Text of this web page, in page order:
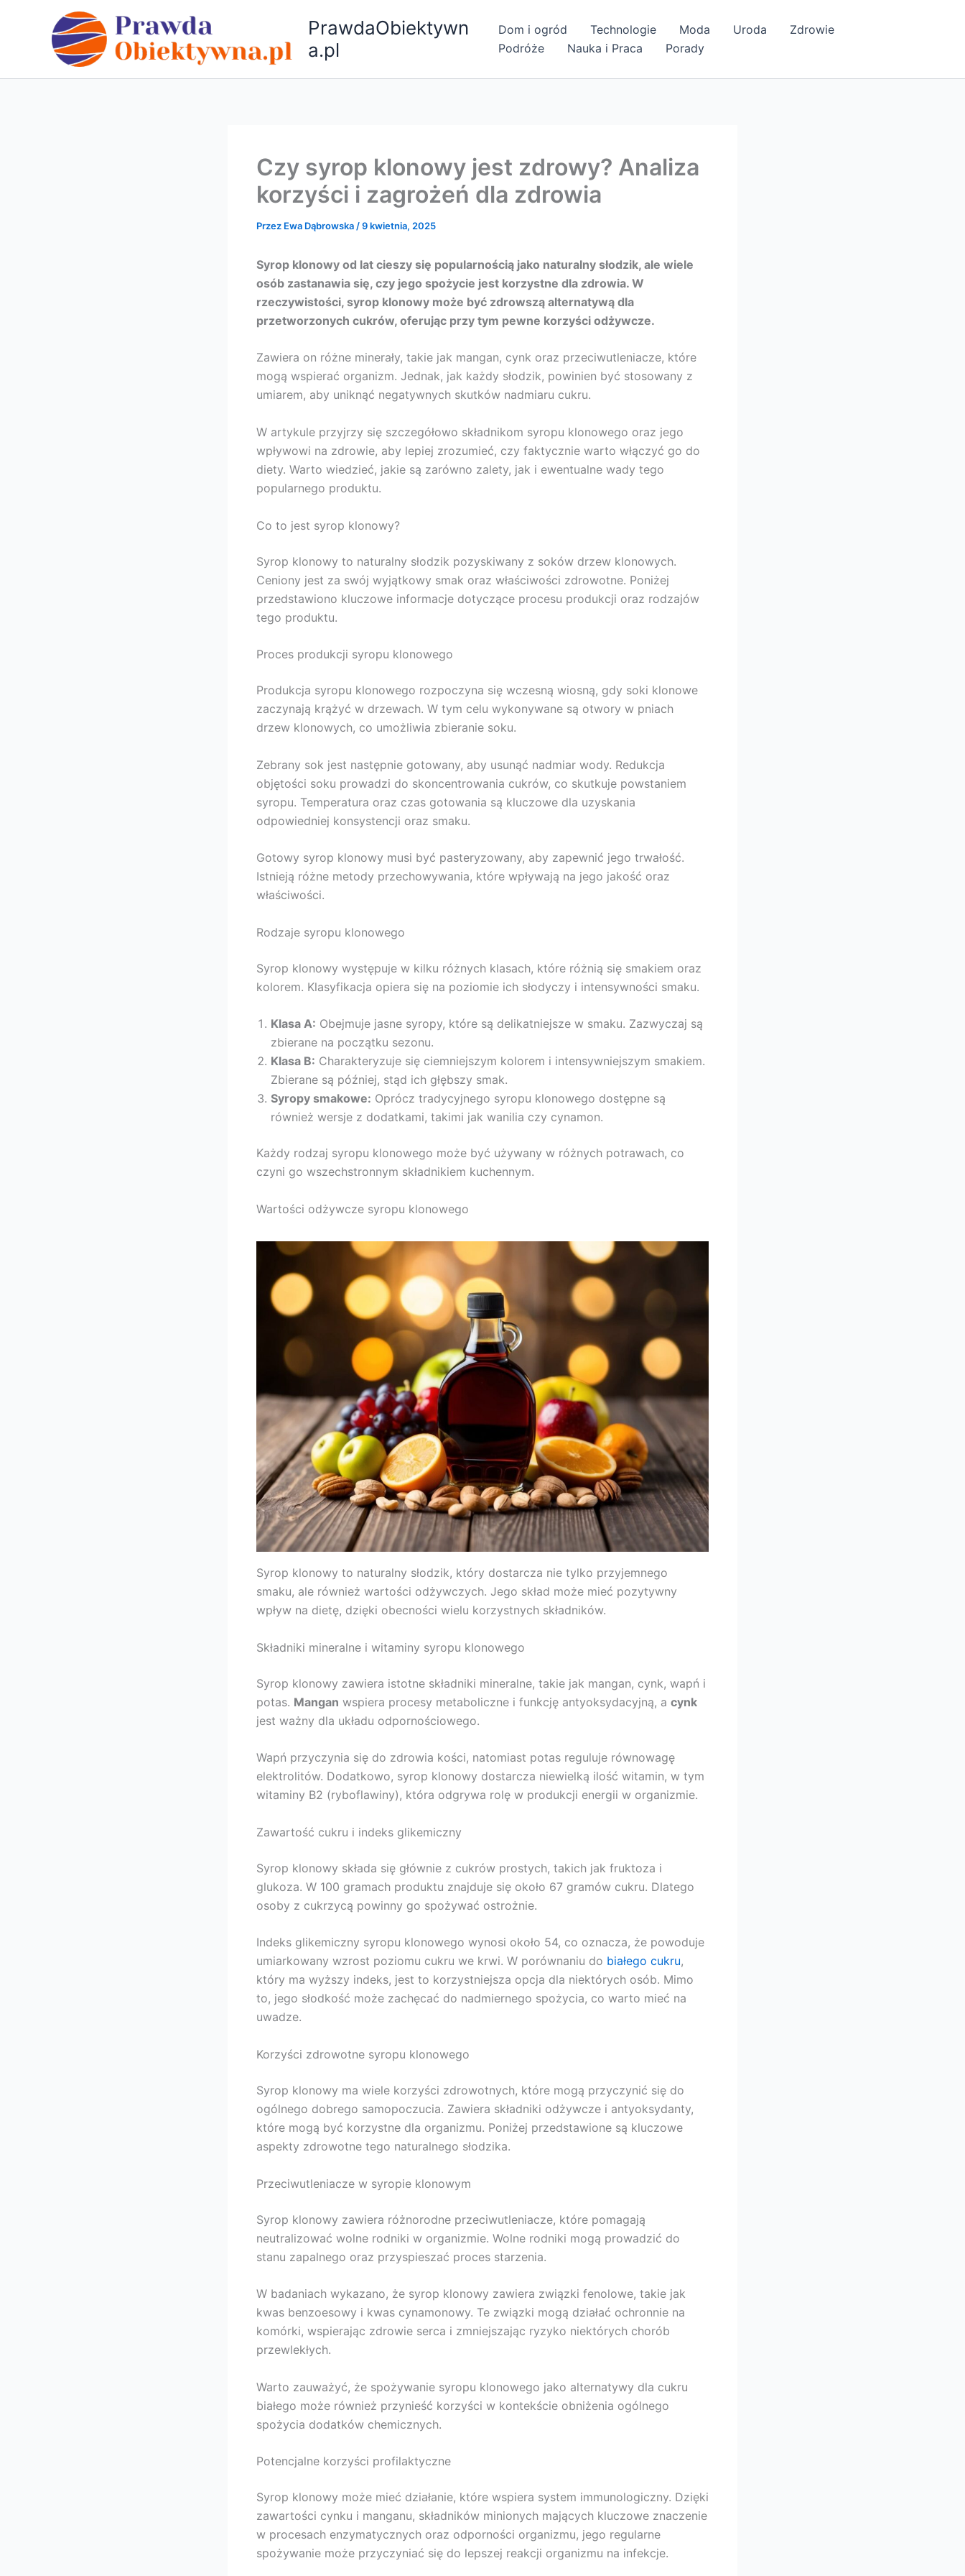
PrawdaObiektywn
a.pl
Dom i ogród Technologie Moda Uroda
Zdrowie
Podróże
Nauka i Praca Porady
Czy syrop klonowy jest zdrowy? Analiza
korzyści i zagrożeń dla zdrowia
Przez Ewa Dąbrowska /9 kwietnia, 2025
Syrop klonowy od lat cieszy się popularnością jako naturalny słodzik, ale wiele
osób zastanawia się, czy jego spożycie jest korzystne dla zdrowia. W
rzeczywistości, syrop klonowy może być zdrowszą alternatywą dla
przetworzonych cukrów, oferując przy tym pewne korzyści odżywcze.
Zawiera on różne minerały, takie jak mangan, cynk oraz przeciwutleniacze, które
mogą wspierać organizm. Jednak, jak każdy słodzik, powinien być stosowany z
umiarem, aby uniknąć negatywnych skutków nadmiaru cukru.
W artykule przyjrzy się szczegółowo składnikom syropu klonowego oraz jego
wpływowi na zdrowie, aby lepiej zrozumieć, czy faktycznie warto włączyć go do
diety. Warto wiedzieć, jakie są zarówno zalety, jak i ewentualne wady tego
popularnego produktu.
Co to jest syrop klonowy?
Syrop klonowy to naturalny słodzik pozyskiwany z soków drzew klonowych.
Ceniony jest za swój wyjątkowy smak oraz właściwości zdrowotne. Poniżej
przedstawiono kluczowe informacje dotyczące procesu produkcji oraz rodzajów
tego produktu.
Proces produkcji syropu klonowego
Produkcja syropu klonowego rozpoczyna się wczesną wiosną, gdy soki klonowe
zaczynają krążyć w drzewach. W tym celu wykonywane są otwory w pniach
drzew klonowych, co umożliwia zbieranie soku.
Zebrany sok jest następnie gotowany, aby usunąć nadmiar wody. Redukcja
objętości soku prowadzi do skoncentrowania cukrów, co skutkuje powstaniem
syropu. Temperatura oraz czas gotowania są kluczowe dla uzyskania
odpowiedniej konsystencji oraz smaku.
Gotowy syrop klonowy musi być pasteryzowany, aby zapewnić jego trwałość.
Istnieją różne metody przechowywania, które wpływają na jego jakość oraz
właściwości.
Rodzaje syropu klonowego
Syrop klonowy występuje w kilku różnych klasach, które różnią się smakiem oraz
kolorem. Klasyfikacja opiera się na poziomie ich słodyczy i intensywności smaku.
Klasa A: Obejmuje jasne syropy, które są delikatniejsze w smaku. Zazwyczaj są
zbierane na początku sezonu.
Klasa B: Charakteryzuje się ciemniejszym kolorem i intensywniejszym smakiem.
Zbierane są później, stąd ich głębszy smak.
Syropy smakowe: Oprócz tradycyjnego syropu klonowego dostępne są
również wersje z dodatkami, takimi jak wanilia czy cynamon.
Każdy rodzaj syropu klonowego może być używany w różnych potrawach, co
czyni go wszechstronnym składnikiem kuchennym.
Wartości odżywcze syropu klonowego
Syrop klonowy to naturalny słodzik, który dostarcza nie tylko przyjemnego
smaku, ale również wartości odżywczych. Jego skład może mieć pozytywny
wpływ na dietę, dzięki obecności wielu korzystnych składników.
Składniki mineralne i witaminy syropu klonowego
Syrop klonowy zawiera istotne składniki mineralne, takie jak mangan, cynk, wapń i
potas. Mangan wspiera procesy metaboliczne i funkcję antyoksydacyjną, a cynk
jest ważny dla układu odpornościowego.
Wapń przyczynia się do zdrowia kości, natomiast potas reguluje równowagę
elektrolitów. Dodatkowo, syrop klonowy dostarcza niewielką ilość witamin, w tym
witaminy B2 (ryboflawiny), która odgrywa rolę w produkcji energii w organizmie.
Zawartość cukru i indeks glikemiczny
Syrop klonowy składa się głównie z cukrów prostych, takich jak fruktoza i
glukoza. W 100 gramach produktu znajduje się około 67 gramów cukru. Dlatego
osoby z cukrzycą powinny go spożywać ostrożnie.
Indeks glikemiczny syropu klonowego wynosi około 54, co oznacza, że powoduje
umiarkowany wzrost poziomu cukru we krwi. W porównaniu do białego cukru,
który ma wyższy indeks, jest to korzystniejsza opcja dla niektórych osób. Mimo
to, jego słodkość może zachęcać do nadmiernego spożycia, co warto mieć na
uwadze.
Korzyści zdrowotne syropu klonowego
Syrop klonowy ma wiele korzyści zdrowotnych, które mogą przyczynić się do
ogólnego dobrego samopoczucia. Zawiera składniki odżywcze i antyoksydanty,
które mogą być korzystne dla organizmu. Poniżej przedstawione są kluczowe
aspekty zdrowotne tego naturalnego słodzika.
Przeciwutleniacze w syropie klonowym
Syrop klonowy zawiera różnorodne przeciwutleniacze, które pomagają
neutralizować wolne rodniki w organizmie. Wolne rodniki mogą prowadzić do
stanu zapalnego oraz przyspieszać proces starzenia.
W badaniach wykazano, że syrop klonowy zawiera związki fenolowe, takie jak
kwas benzoesowy i kwas cynamonowy. Te związki mogą działać ochronnie na
komórki, wspierając zdrowie serca i zmniejszając ryzyko niektórych chorób
przewlekłych.
Warto zauważyć, że spożywanie syropu klonowego jako alternatywy dla cukru
białego może również przynieść korzyści w kontekście obniżenia ogólnego
spożycia dodatków chemicznych.
Potencjalne korzyści profilaktyczne
Syrop klonowy może mieć działanie, które wspiera system immunologiczny. Dzięki
zawartości cynku i manganu, składników minionych mających kluczowe znaczenie
w procesach enzymatycznych oraz odporności organizmu, jego regularne
spożywanie może przyczyniać się do lepszej reakcji organizmu na infekcje.